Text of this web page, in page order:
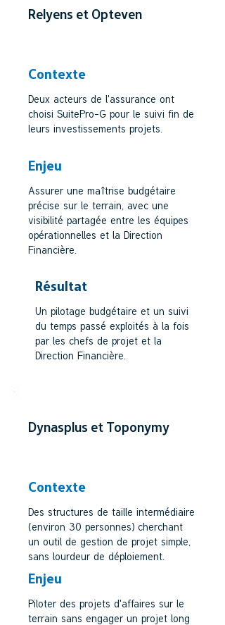
Relyens et Opteven
Contexte
Deux acteurs de l'assurance ont
choisi SuitePro-G pour le suivi fin de
leurs investissements projets.
Enjeu
Assurer une maîtrise budgétaire
précise sur le terrain, avec une
visibilité partagée entre les équipes
opérationnelles et la Direction
Financière.
Résultat
Un pilotage budgétaire et un suivi
du temps passé exploités à la fois
par les chefs de projet et la
Direction Financière.
Dynasplus et Toponymy
Contexte
Des structures de taille intermédiaire
(environ 30 personnes) cherchant
un outil de gestion de projet simple,
sans lourdeur de déploiement.
Enjeu
Piloter des projets d'affaires sur le
terrain sans engager un projet long